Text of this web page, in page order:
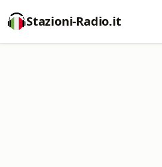
Stazioni-Radio.it